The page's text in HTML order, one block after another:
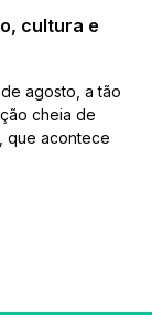
cultura e
agosto, a tão
cheia de
que acontece